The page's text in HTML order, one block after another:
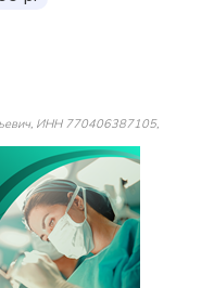
ИНН 770406387105,